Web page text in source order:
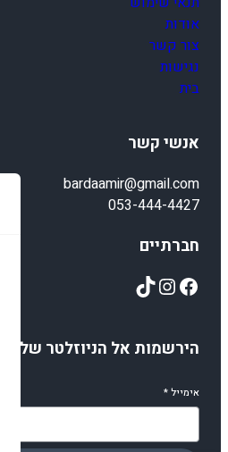
אודות
צור קשר
נגישות
בית
אנשי קשר
bardaamir@gmail.com
053-444-4427
חברתיים
Facebook
Instagram
TikTok
הירשמות אל הניוזלטר שלנו
אימייל*